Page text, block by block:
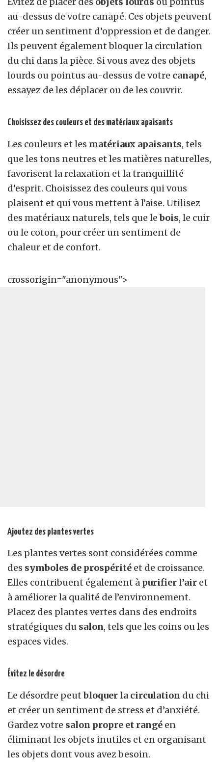
au-dessus de votre canapé. Ces objets peuvent
créer un sentiment d’oppression et de danger.
Ils peuvent également bloquer la circulation
du chi dans la pièce. Si vous avez des objets
lourds ou pointus au-dessus de votre canapé,
essayez de les déplacer ou de les couvrir.
Choisissez des couleurs et des matériaux apaisants
Les couleurs et les matériaux apaisants, tels
que les tons neutres et les matières naturelles,
favorisent la relaxation et la tranquillité
d’esprit. Choisissez des couleurs qui vous
plaisent et qui vous mettent à l’aise. Utilisez
des matériaux naturels, tels que lebois, le cuir
ou le coton, pour créer un sentiment de
chaleur et de confort.
crossorigin="anonymous">
Ajoutez des plantes vertes
Les plantes vertes sont considérées comme
des symboles de prospérité et de croissance.
Elles contribuent également à purifier l’air et
à améliorer la qualité de l’environnement.
Placez des plantes vertes dans des endroits
stratégiques du salon, tels que les coins ou les
espaces vides.
Évitez le désordre
Le désordre peutbloquer la circulation du chi
et créer un sentiment de stress et d’anxiété.
Gardez votre salon propre et rangé en
éliminant les objets inutiles et en organisant
les objets dont vous avez besoin.